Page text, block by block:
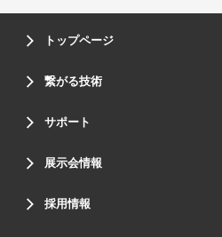
トップページ
繋がる技術
サポート
展示会情報
採用情報